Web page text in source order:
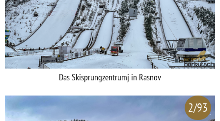
Das Skisprungzentrumj in Rasnov
2/93